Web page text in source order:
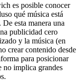
es posible conocer
qué música está
esta manera una
publicidad cero
y la música (en
crear contenido desde
para posicionar
no implica grandes